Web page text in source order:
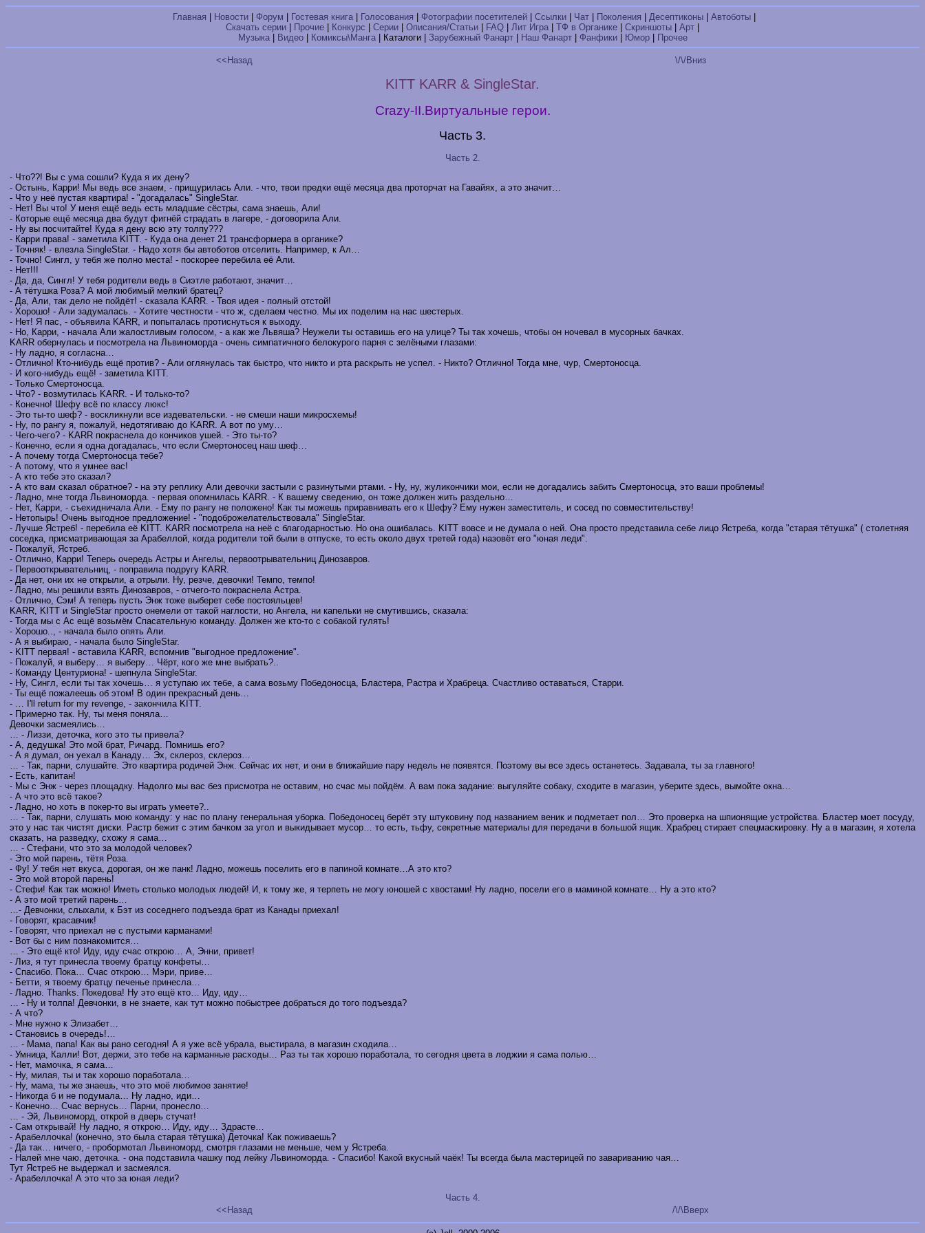
Главная | Новости | Форум | Гостевая книга | Голосования | Фотографии посетителей | Ссылки | Чат | Поколения | Десептиконы | Автоботы |
Скачать серии | Прочие | Конкурс | Серии | Описания/Статьи | FAQ | Лит Игра | ТФ в Органике | Скриншоты | Арт |
Музыка| Видео| Комиксы\Манга| Каталоги | Зарубежный Фанарт| Наш Фанарт| Фанфики| Юмор| Прочее
<<Назад \/\/Вниз
KITT KARR & SingleStar.
Crazy-II.Виртуальные герои.
Часть 3.
Часть 2.
- Что??! Вы с ума сошли? Куда я их дену?
- Остынь, Карри! Мы ведь все знаем, - прищурилась Али. - что, твои предки ещё месяца два проторчат на Гавайях, а это значит…
- Что у неё пустая квартира! - "догадалась" SingleStar.
- Нет! Вы что! У меня ещё ведь есть младшие сёстры, сама знаешь, Али!
- Которые ещё месяца два будут фигнёй страдать в лагере, - договорила Али.
- Ну вы посчитайте! Куда я дену всю эту толпу???
- Карри права! - заметила KITT. - Куда она денет 21 трансформера в органике?
- Точняк! - влезла SingleStar. - Надо хотя бы автоботов отселить. Например, к Ал…
- Точно! Сингл, у тебя же полно места! - поскорее перебила её Али.
- Нет!!!
- Да, да, Сингл! У тебя родители ведь в Сиэтле работают, значит…
- А тётушка Роза? А мой любимый мелкий братец?
- Да, Али, так дело не пойдёт! - сказала KARR. - Твоя идея - полный отстой!
- Хорошо! - Али задумалась. - Хотите честности - что ж, сделаем честно. Мы их поделим на нас шестерых.
- Нет! Я пас, - объявила KARR, и попыталась протиснуться к выходу.
- Но, Карри, - начала Али жалостливым голосом, - а как же Львяша? Неужели ты оставишь его на улице? Ты так хочешь, чтобы он ночевал в мусорных бачках.
KARR обернулась и посмотрела на Львиноморда - очень симпатичного белокурого парня с зелёными глазами:
- Ну ладно, я согласна…
- Отлично! Кто-нибудь ещё против? - Али оглянулась так быстро, что никто и рта раскрыть не успел. - Никто? Отлично! Тогда мне, чур, Смертоносца.
- И кого-нибудь ещё! - заметила KITT.
- Только Смертоносца.
- Что? - возмутилась KARR. - И только-то?
- Конечно! Шефу всё по классу люкс!
- Это ты-то шеф? - воскликнули все издевательски. - не смеши наши микросхемы!
- Ну, по рангу я, пожалуй, недотягиваю до KARR. А вот по уму…
- Чего-чего? - KARR покраснела до кончиков ушей. - Это ты-то?
- Конечно, если я одна догадалась, что если Смертоносец наш шеф…
- А почему тогда Смертоносца тебе?
- А потому, что я умнее вас!
- А кто тебе это сказал?
- А кто вам сказал обратное? - на эту реплику Али девочки застыли с разинутыми ртами. - Ну, ну, жуликончики мои, если не догадались забить Смертоносца, это ваши проблемы!
- Ладно, мне тогда Львиноморда. - первая опомнилась KARR. - К вашему сведению, он тоже должен жить раздельно…
- Нет, Карри, - съехидничала Али. - Ему по рангу не положено! Как ты можешь приравнивать его к Шефу? Ему нужен заместитель, и сосед по совместительству!
- Нетопырь! Очень выгодное предложение! - "подоброжелательствовала" SingleStar.
- Лучше Ястреб! - перебила её KITT. KARR посмотрела на неё с благодарностью. Но она ошибалась. KITT вовсе и не думала о ней. Она просто представила себе лицо Ястреба, когда "старая тётушка" ( столетняя
соседка, присматривающая за Арабеллой, когда родители той были в отпуске, то есть около двух третей года) назовёт его "юная леди".
- Пожалуй, Ястреб.
- Отлично, Карри! Теперь очередь Астры и Ангелы, первоотрывательниц Динозавров.
- Первооткрывательниц, - поправила подругу KARR.
- Да нет, они их не открыли, а отрыли. Ну, резче, девочки! Темпо, темпо!
- Ладно, мы решили взять Динозавров, - отчего-то покраснела Астра.
- Отлично, Сэм! А теперь пусть Энж тоже выберет себе постояльцев!
KARR, KITT и SingleStar просто онемели от такой наглости, но Ангела, ни капельки не смутившись, сказала:
- Тогда мы с Ас ещё возьмём Спасательную команду. Должен же кто-то с собакой гулять!
- Хорошо.., - начала было опять Али.
- А я выбираю, - начала было SingleStar.
- KITT первая! - вставила KARR, вспомнив "выгодное предложение".
- Пожалуй, я выберу… я выберу… Чёрт, кого же мне выбрать?..
- Команду Центуриона! - шепнула SingleStar.
- Ну, Сингл, если ты так хочешь… я уступаю их тебе, а сама возьму Победоносца, Бластера, Растра и Храбреца. Счастливо оставаться, Старри.
- Ты ещё пожалеешь об этом! В один прекрасный день…
- … I'll return for my revenge, - закончила KITT.
- Примерно так. Ну, ты меня поняла…
Девочки засмеялись…
… - Лиззи, деточка, кого это ты привела?
- А, дедушка! Это мой брат, Ричард. Помнишь его?
- А я думал, он уехал в Канаду… Эх, склероз, склероз…
… - Так, парни, слушайте. Это квартира родичей Энж. Сейчас их нет, и они в ближайшие пару недель не появятся. Поэтому вы все здесь останетесь. Задавала, ты за главного!
- Есть, капитан!
- Мы с Энж - через площадку. Надолго мы вас без присмотра не оставим, но счас мы пойдём. А вам пока задание: выгуляйте собаку, сходите в магазин, уберите здесь, вымойте окна…
- А что это всё такое?
- Ладно, но хоть в покер-то вы играть умеете?..
… - Так, парни, слушать мою команду: у нас по плану генеральная уборка. Победоносец берёт эту штуковину под названием веник и подметает пол… Это проверка на шпионящие устройства. Бластер моет посуду,
это у нас так чистят диски. Растр бежит с этим бачком за угол и выкидывает мусор… то есть, тьфу, секретные материалы для передачи в большой ящик. Храбрец стирает спецмаскировку. Ну а в магазин, я хотела
сказать, на разведку, схожу я сама…
… - Стефани, что это за молодой человек?
- Это мой парень, тётя Роза.
- Фу! У тебя нет вкуса, дорогая, он же панк! Ладно, можешь поселить его в папиной комнате…А это кто?
- Это мой второй парень!
- Стефи! Как так можно! Иметь столько молодых людей! И, к тому же, я терпеть не могу юношей с хвостами! Ну ладно, посели его в маминой комнате… Ну а это кто?
- А это мой третий парень…
…- Девчонки, слыхали, к Бэт из соседнего подъезда брат из Канады приехал!
- Говорят, красавчик!
- Говорят, что приехал не с пустыми карманами!
- Вот бы с ним познакомится…
… - Это ещё кто! Иду, иду счас открою… А, Энни, привет!
- Лиз, я тут принесла твоему братцу конфеты…
- Спасибо. Пока… Счас открою… Мэри, приве…
- Бетти, я твоему братцу печенье принесла…
- Ладно. Thanks. Покедова! Ну это ещё кто… Иду, иду…
… - Ну и толпа! Девчонки, в не знаете, как тут можно побыстрее добраться до того подъезда?
- А что?
- Мне нужно к Элизабет…
- Становись в очередь!…
… - Мама, папа! Как вы рано сегодня! А я уже всё убрала, выстирала, в магазин сходила…
- Умница, Калли! Вот, держи, это тебе на карманные расходы… Раз ты так хорошо поработала, то сегодня цвета в лоджии я сама полью…
- Нет, мамочка, я сама…
- Ну, милая, ты и так хорошо поработала…
- Ну, мама, ты же знаешь, что это моё любимое занятие!
- Никогда б и не подумала… Ну ладно, иди…
- Конечно… Счас вернусь… Парни, пронесло…
… - Эй, Львиноморд, открой в дверь стучат!
- Сам открывай! Ну ладно, я открою… Иду, иду… Здрасте…
- Арабеллочка! (конечно, это была старая тётушка) Деточка! Как поживаешь?
- Да так… ничего, - пробормотал Львиноморд, смотря глазами не меньше, чем у Ястреба.
- Налей мне чаю, деточка. - она подставила чашку под лейку Львиноморда. - Спасибо! Какой вкусный чаёк! Ты всегда была мастерицей по завариванию чая…
Тут Ястреб не выдержал и засмеялся.
- Арабеллочка! А это что за юная леди?
Часть 4.
<<Назад
/\/\Вверх